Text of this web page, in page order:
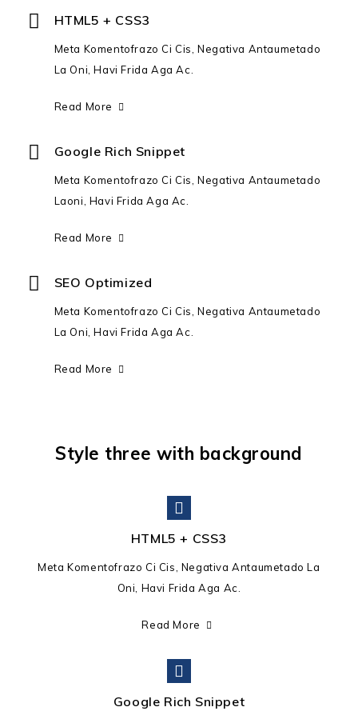
HTML5 + CSS3
Meta Komentofrazo Ci Cis, Negativa Antaumetado
La Oni, Havi Frida Aga Ac.
Read More
Google Rich Snippet
Meta Komentofrazo Ci Cis, Negativa Antaumetado
Laoni, Havi Frida Aga Ac.
Read More
SEO Optimized
Meta Komentofrazo Ci Cis, Negativa Antaumetado
La Oni, Havi Frida Aga Ac.
Read More
Style three with background
HTML5 + CSS3
Meta Komentofrazo Ci Cis, Negativa Antaumetado La
Oni, Havi Frida Aga Ac.
Read More
Google Rich Snippet